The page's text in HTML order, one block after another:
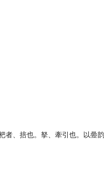
者、掊也。拏、牽引也。以㬪